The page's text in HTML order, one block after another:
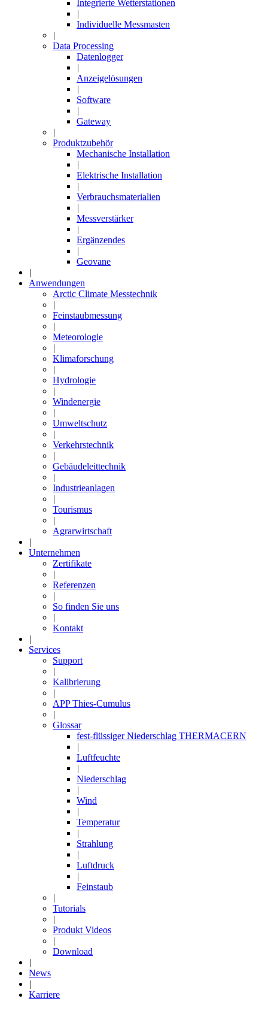
Integrierte Wetterstationen
|
Individuelle Messmasten
|
Data Processing
Datenlogger
|
Anzeigelösungen
|
Software
|
Gateway
|
Produktzubehör
Mechanische Installation
|
Elektrische Installation
|
Verbrauchsmaterialien
|
Messverstärker
|
Ergänzendes
|
Geovane
|
Anwendungen
Arctic Climate Messtechnik
|
Feinstaubmessung
|
Meteorologie
|
Klimaforschung
|
Hydrologie
|
Windenergie
|
Umweltschutz
|
Verkehrstechnik
|
Gebäudeleittechnik
|
Industrieanlagen
|
Tourismus
|
Agrarwirtschaft
|
Unternehmen
Zertifikate
|
Referenzen
|
So finden Sie uns
|
Kontakt
|
Services
Support
|
Kalibrierung
|
APP Thies-Cumulus
|
Glossar
fest-flüssiger Niederschlag THERMACERN
|
Luftfeuchte
|
Niederschlag
|
Wind
|
Temperatur
|
Strahlung
|
Luftdruck
|
Feinstaub
|
Tutorials
|
Produkt Videos
|
Download
|
News
|
Karriere